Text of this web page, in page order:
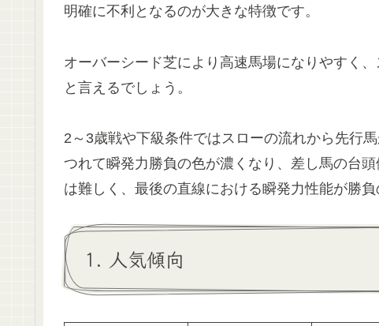
明確に不利となるのが大きな特徴です。
オーバーシード芝により高速馬場になりやすく
と言えるでしょう。
2～3歳戦や下級条件ではスローの流れから先行
つれて瞬発力勝負の色が濃くなり、差し馬の台
は難しく、最後の直線における瞬発力性能が勝負
1. 人気傾向